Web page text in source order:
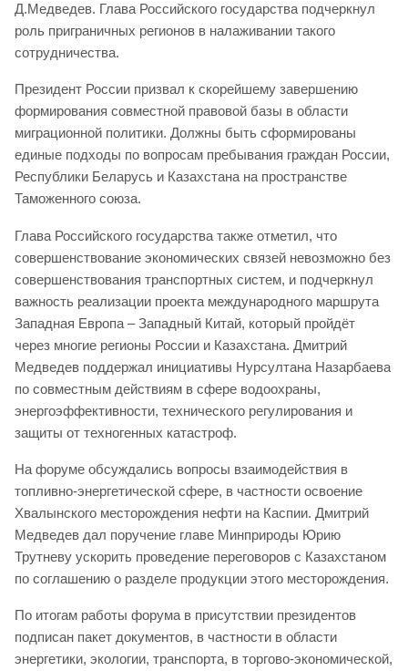
Д.Медведев. Глава Российского государства подчеркнул
роль приграничных регионов в налаживании такого
сотрудничества.
Президент России призвал к скорейшему завершению
формирования совместной правовой базы в области
миграционной политики. Должны быть сформированы
единые подходы по вопросам пребывания граждан России,
Республики Беларусь и Казахстана на пространстве
Таможенного союза.
Глава Российского государства также отметил, что
совершенствование экономических связей невозможно без
совершенствования транспортных систем, и подчеркнул
важность реализации проекта международного маршрута
Западная Европа – Западный Китай, который пройдёт
через многие регионы России и Казахстана. Дмитрий
Медведев поддержал инициативы Нурсултана Назарбаева
по совместным действиям в сфере водоохраны,
энергоэффективности, технического регулирования и
защиты от техногенных катастроф.
На форуме обсуждались вопросы взаимодействия в
топливно-энергетической сфере, в частности освоение
Хвалынского месторождения нефти на Каспии. Дмитрий
Медведев дал поручение главе Минприроды Юрию
Трутневу ускорить проведение переговоров с Казахстаном
по соглашению о разделе продукции этого месторождения.
По итогам работы форума в присутствии президентов
подписан пакет документов, в частности в области
энергетики, экологии, транспорта, в торгово-экономической,